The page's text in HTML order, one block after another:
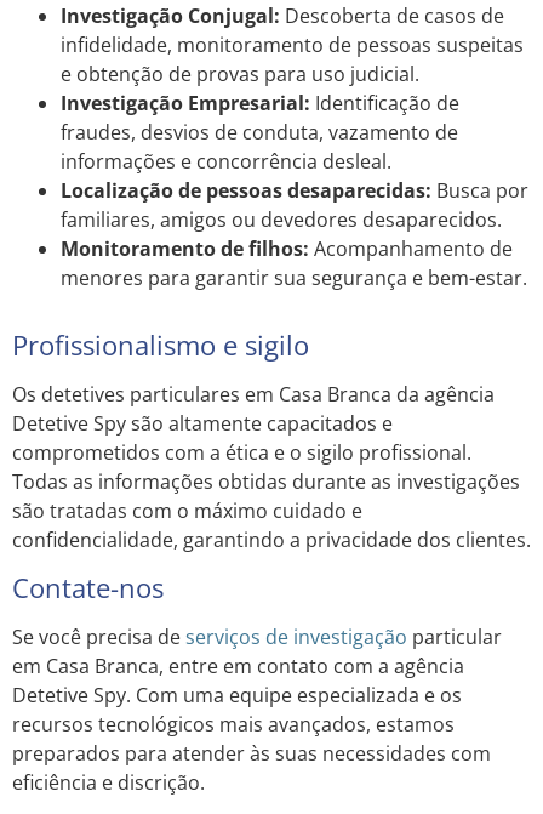
Investigação Conjugal: Descoberta de casos de
infidelidade, monitoramento de pessoas suspeitas
e obtenção de provas para uso judicial.
Investigação Empresarial: Identificação de
fraudes, desvios de conduta, vazamento de
informações e concorrência desleal.
Localização de pessoas desaparecidas: Busca por
familiares, amigos ou devedores desaparecidos.
Monitoramento de filhos: Acompanhamento de
menores para garantir sua segurança e bem-estar.
Profissionalismo e sigilo
Os detetives particulares em Casa Branca da agência
Detetive Spy são altamente capacitados e
comprometidos com a ética e o sigilo profissional.
Todas as informações obtidas durante as investigações
são tratadas com o máximo cuidado e
confidencialidade, garantindo a privacidade dos clientes.
Contate-nos
Se você precisa deserviços de investigação particular
em Casa Branca, entre em contato com a agência
Detetive Spy. Com uma equipe especializada e os
recursos tecnológicos mais avançados, estamos
preparados para atender às suas necessidades com
eficiência e discrição.